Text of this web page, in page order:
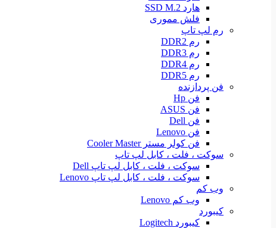
هارد SSD M.2
فلش مموری
رم لپ تاپ
رم DDR2
رم DDR3
رم DDR4
رم DDR5
فن پردازنده
فن Hp
فن ASUS
فن Dell
فن Lenovo
فن کولر مستر Cooler Master
سوکت ، فلت ، کابل لپ تاپ
سوکت ، فلت ، کابل لپ تاپ Dell
سوکت ، فلت ، کابل لپ تاپ Lenovo
وب کم
وب کم Lenovo
کیبورد
کیبورد Logitech